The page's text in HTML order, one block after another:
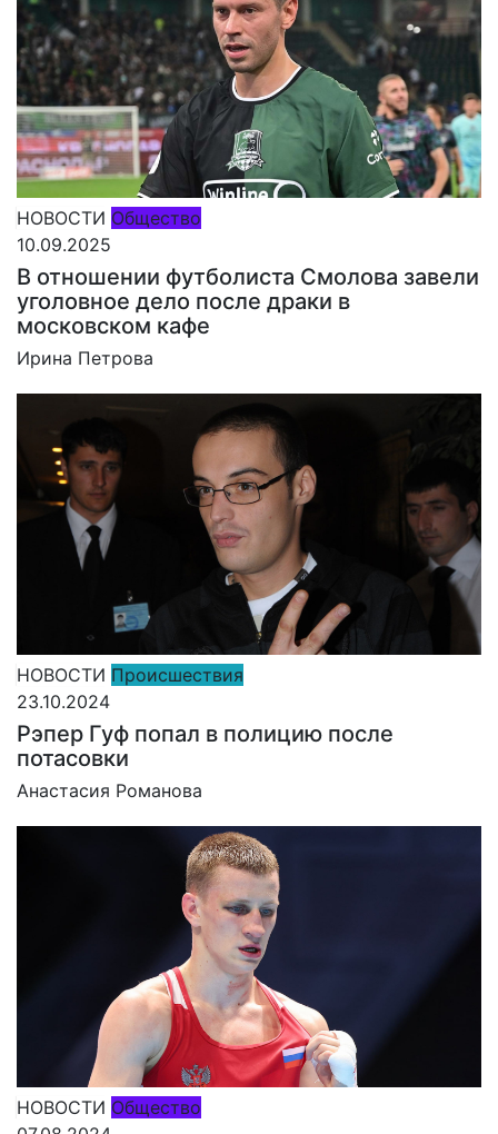
НОВОСТИ Общество
10.09.2025
В отношении футболиста Смолова завели
уголовное дело после драки в
московском кафе
Ирина Петрова
НОВОСТИ Происшествия
23.10.2024
Рэпер Гуф попал в полицию после
потасовки
Анастасия Романова
НОВОСТИ Общество